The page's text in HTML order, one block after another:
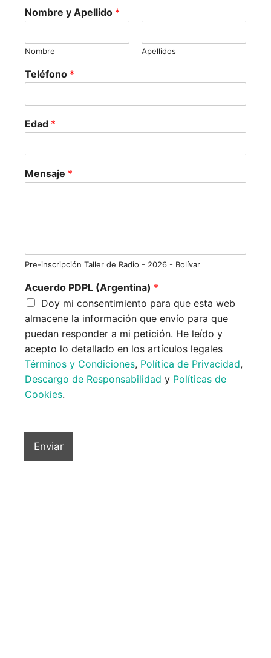
Nombre y Apellido *
Nombre Apellidos
Teléfono *
Edad *
Mensaje *
Pre-inscripción Taller de Radio - 2026 - Bolívar
Acuerdo PDPL (Argentina) *
Doy mi consentimiento para que esta web
almacene la información que envío para que
puedan responder a mi petición. He leído y
acepto lo detallado en los artículos legales
Términos y Condiciones, Política de Privacidad,
Descargo de Responsabilidad y Políticas de
Cookies.
Enviar